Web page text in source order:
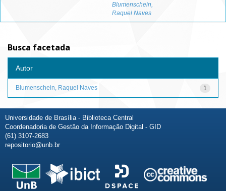
Blumenschein,
Raquel Naves
Busca facetada
Autor
1
Blumenschein, Raquel Naves
Universidade de Brasília - Biblioteca Central
Coordenadoria de Gestão da Informação Digital - GID
(61) 3107-2683
repositorio@unb.br